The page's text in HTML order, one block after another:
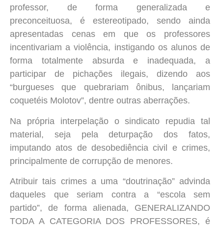
professor, de forma generalizada e
preconceituosa, é estereotipado, sendo ainda
apresentadas cenas em que os professores
incentivariam a violência, instigando os alunos de
forma totalmente absurda e inadequada, a
participar de pichações ilegais, dizendo aos
“burgueses que quebrariam ônibus, lançariam
coquetéis Molotov”, dentre outras aberrações.
Na própria interpelação o sindicato repudia tal
material, seja pela deturpação dos fatos,
imputando atos de desobediência civil e crimes,
principalmente de corrupção de menores.
Atribuir tais crimes a uma “doutrinação” advinda
daqueles que seriam contra a “escola sem
partido”, de forma alienada, GENERALIZANDO
TODA A CATEGORIA DOS PROFESSORES, é